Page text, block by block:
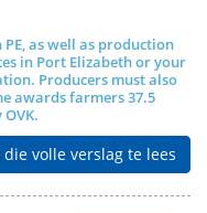
as well as production
in Port Elizabeth or your
Producers must also
awards farmers 37.5
volle verslag te lees